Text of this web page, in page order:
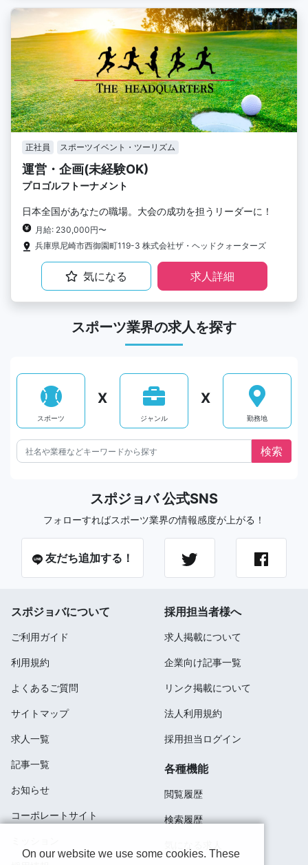
正社員 スポーツイベント・ツーリズム
運営・企画(未経験OK)
プロゴルフトーナメント
日本全国があなたの職場。大会の成功を担うリーダーに！
月給: 230,000円〜
兵庫県尼崎市西御園町119-3 株式会社ザ・ヘッドクォーターズ
気になる 求人詳細
スポーツ業界の求人を探す
スポーツ
X
ジャンル
X
勤務地
スポジョバ 公式SNS
フォローすればスポーツ業界の情報感度が上がる！
友だち追加する！
スポジョバについて
ご利用ガイド
利用規約
よくあるご質問
サイトマップ
求人一覧
記事一覧
お知らせ
コーポレートサイト
採用担当者様へ
求人掲載について
企業向け記事一覧
リンク掲載について
法人利用規約
採用担当ログイン
各種機能
閲覧履歴
検索履歴
On our website we use some cookies. These